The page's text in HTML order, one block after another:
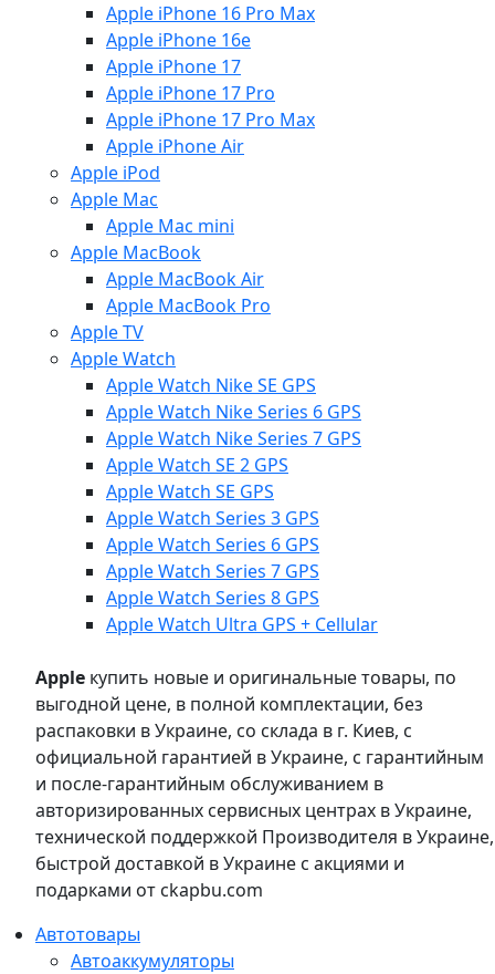
Apple iPhone 16 Pro Max
Apple iPhone 16e
Apple iPhone 17
Apple iPhone 17 Pro
Apple iPhone 17 Pro Max
Apple iPhone Air
Apple iPod
Apple Mac
Apple Mac mini
Apple MacBook
Apple MacBook Air
Apple MacBook Pro
Apple TV
Apple Watch
Apple Watch Nike SE GPS
Apple Watch Nike Series 6 GPS
Apple Watch Nike Series 7 GPS
Apple Watch SE 2 GPS
Apple Watch SE GPS
Apple Watch Series 3 GPS
Apple Watch Series 6 GPS
Apple Watch Series 7 GPS
Apple Watch Series 8 GPS
Apple Watch Ultra GPS + Cellular
Apple купить новые и оригинальные товары, по
выгодной цене, в полной комплектации, без
распаковки в Украине, со склада в г. Киев, с
официальной гарантией в Украине, с гарантийным
и после-гарантийным обслуживанием в
авторизированных сервисных центрах в Украине,
технической поддержкой Производителя в Украине,
быстрой доставкой в Украине с акциями и
подарками от ckapbu.com
Автотовары
Автоаккумуляторы